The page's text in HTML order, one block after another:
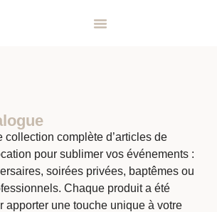
collection complète d’articles de
pour sublimer vos événements :
soirées privées, baptêmes ou
Chaque produit a été
apporter une touche unique à votre